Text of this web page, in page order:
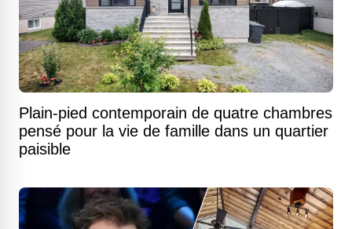
Plain-pied contemporain de quatre chambres
pensé pour la vie de famille dans un quartier
paisible